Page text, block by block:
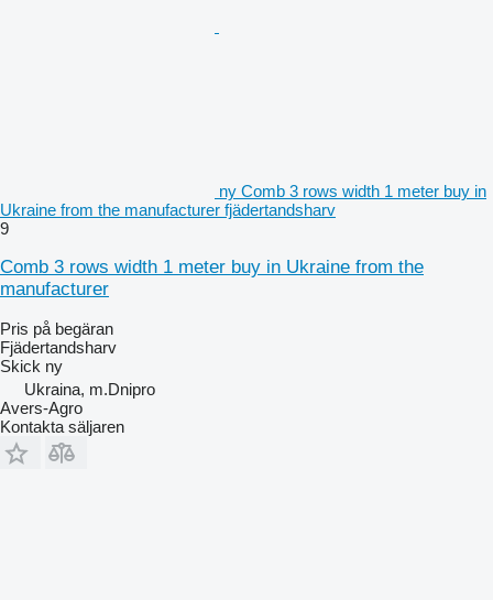
ny Comb 3 rows width 1 meter buy in
Ukraine from the manufacturer fjädertandsharv
9
Comb 3 rows width 1 meter buy in Ukraine from the
manufacturer
Pris på begäran
Fjädertandsharv
Skick ny
Ukraina, m.Dnipro
Avers-Agro
Kontakta säljaren